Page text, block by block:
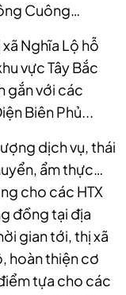
Cuông…
Nghĩa Lộ hỗ
vực Tây Bắc
gắn với các
Biên Phủ...
dịch vụ, thái
ẩm thực…
cho các HTX
đồng tại địa
gian tới, thị xã
hoàn thiện cơ
tựa cho các